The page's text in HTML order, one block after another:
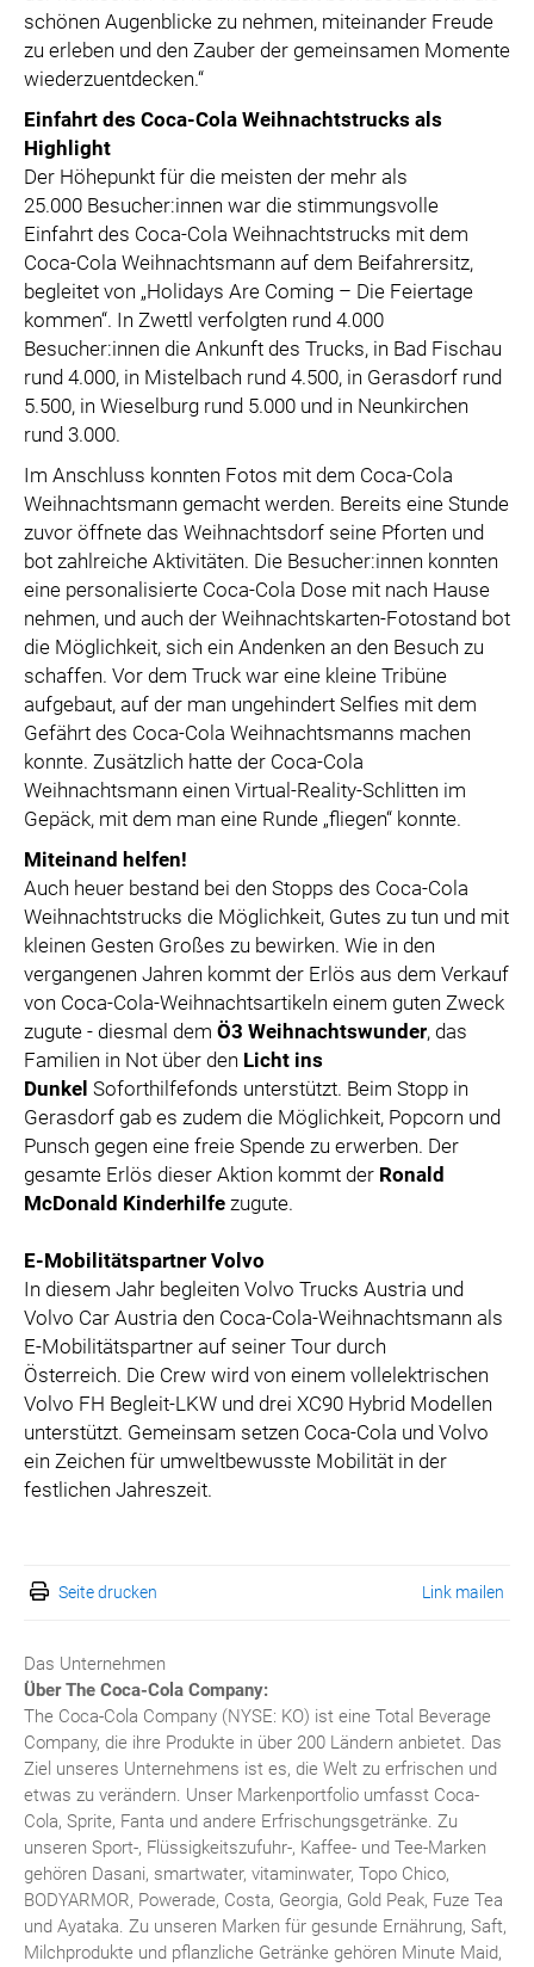
schönen Augenblicke zu nehmen, miteinander Freude
zu erleben und den Zauber der gemeinsamen Momente
wiederzuentdecken.“
Einfahrt des Coca-Cola Weihnachtstrucks als
Highlight
Der Höhepunkt für die meisten der mehr als
25.000 Besucher:innen war die stimmungsvolle
Einfahrt des Coca-Cola Weihnachtstrucks mit dem
Coca-Cola Weihnachtsmann auf dem Beifahrersitz,
begleitet von „Holidays Are Coming – Die Feiertage
kommen“. In Zwettl verfolgten rund 4.000
Besucher:innen die Ankunft des Trucks, in Bad Fischau
rund 4.000, in Mistelbach rund 4.500, in Gerasdorf rund
5.500, in Wieselburg rund 5.000 und in Neunkirchen
rund 3.000.
Im Anschluss konnten Fotos mit dem Coca-Cola
Weihnachtsmann gemacht werden. Bereits eine Stunde
zuvor öffnete das Weihnachtsdorf seine Pforten und
bot zahlreiche Aktivitäten. Die Besucher:innen konnten
eine personalisierte Coca-Cola Dose mit nach Hause
nehmen, und auch der Weihnachtskarten-Fotostand bot
die Möglichkeit, sich ein Andenken an den Besuch zu
schaffen. Vor dem Truck war eine kleine Tribüne
aufgebaut, auf der man ungehindert Selfies mit dem
Gefährt des Coca-Cola Weihnachtsmanns machen
konnte. Zusätzlich hatte der Coca-Cola
Weihnachtsmann einen Virtual-Reality-Schlitten im
Gepäck, mit dem man eine Runde „fliegen“ konnte.
Miteinand helfen!
Auch heuer bestand bei den Stopps des Coca-Cola
Weihnachtstrucks die Möglichkeit, Gutes zu tun und mit
kleinen Gesten Großes zu bewirken. Wie in den
vergangenen Jahren kommt der Erlös aus dem Verkauf
von Coca-Cola-Weihnachtsartikeln einem guten Zweck
zugute - diesmal dem Ö3 Weihnachtswunder, das
Familien in Not über den Licht ins
Dunkel Soforthilfefonds unterstützt. Beim Stopp in
Gerasdorf gab es zudem die Möglichkeit, Popcorn und
Punsch gegen eine freie Spende zu erwerben. Der
gesamte Erlös dieser Aktion kommt der Ronald
McDonald Kinderhilfe zugute.
E-Mobilitätspartner Volvo
In diesem Jahr begleiten Volvo Trucks Austria und
Volvo Car Austria den Coca-Cola-Weihnachtsmann als
E-Mobilitätspartner auf seiner Tour durch
Österreich. Die Crew wird von einem vollelektrischen
Volvo FH Begleit-LKW und drei XC90 Hybrid Modellen
unterstützt. Gemeinsam setzen Coca-Cola und Volvo
ein Zeichen für umweltbewusste Mobilität in der
festlichen Jahreszeit.
Seite drucken Link mailen
Das Unternehmen
Über The Coca-Cola Company:
The Coca-Cola Company (NYSE: KO) ist eine Total Beverage
Company, die ihre Produkte in über 200 Ländern anbietet. Das
Ziel unseres Unternehmens ist es, die Welt zu erfrischen und
etwas zu verändern. Unser Markenportfolio umfasst Coca-
Cola, Sprite, Fanta und andere Erfrischungsgetränke. Zu
unseren Sport-, Flüssigkeitszufuhr-, Kaffee- und Tee-Marken
gehören Dasani, smartwater, vitaminwater, Topo Chico,
BODYARMOR, Powerade, Costa, Georgia, Gold Peak, Fuze Tea
und Ayataka. Zu unseren Marken für gesunde Ernährung, Saft,
Milchprodukte und pflanzliche Getränke gehören Minute Maid,